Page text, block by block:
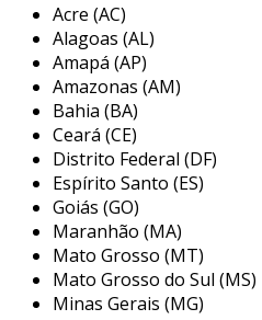
ela adquira a forma e
além disso, o uso de abrasivos
aumentar a durabilidade de
e equipamentos, contribuindo
dos processos de produção.
principais aplicações
os abrasivos têm uma ampla
aplicações, sendo utilizados
indústrias e processos de
principais aplicações,
Acre (AC)
Alagoas (AL)
Amapá (AP)
Amazonas (AM)
Bahia (BA)
Ceará (CE)
Distrito Federal (DF)
Espírito Santo (ES)
Goiás (GO)
Maranhão (MA)
Mato Grosso (MT)
Mato Grosso do Sul (MS)
Minas Gerais (MG)